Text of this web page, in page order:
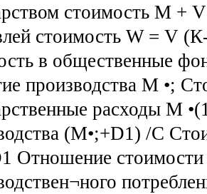
стоимость М +
стоимость W = V
в общественные
производства М •;
расходы М
(M•;+D1) /С
Отношение стоимости